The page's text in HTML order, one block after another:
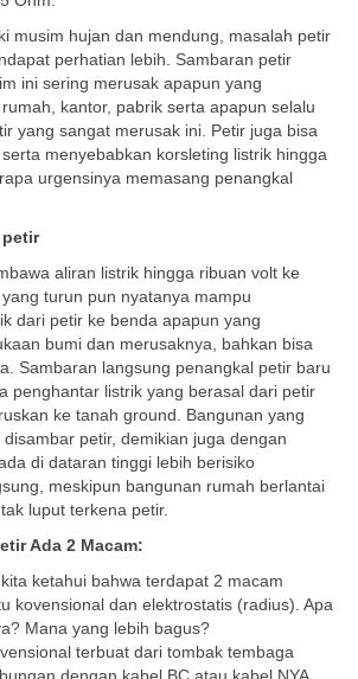
musim hujan dan mendung, masalah petir
perhatian lebih. Sambaran petir
ini sering merusak apapun yang
kantor, pabrik serta apapun selalu
yang sangat merusak ini. Petir juga bisa
menyebabkan korsleting listrik hingga
urgensinya memasang penangkal
aliran listrik hingga ribuan volt ke
turun pun nyatanya mampu
dari petir ke benda apapun yang
bumi dan merusaknya, bahkan bisa
Sambaran langsung penangkal petir baru
penghantar listrik yang berasal dari petir
ke tanah ground. Bangunan yang
petir, demikian juga dengan
di dataran tinggi lebih berisiko
meskipun bangunan rumah berlantai
luput terkena petir.
Ada 2 Macam:
ketahui bahwa terdapat 2 macam
kovensional dan elektrostatis (radius). Apa
Mana yang lebih bagus?
terbuat dari tombak tembaga